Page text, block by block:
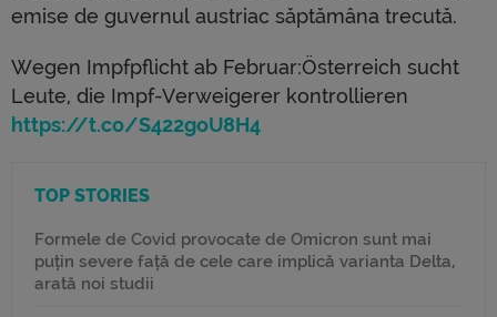
emise de guvernul austriac săptămâna trecută.
Wegen Impfpflicht ab Februar:Österreich sucht
Leute, die Impf-Verweigerer kontrollieren
https://t.co/S422goU8H4
TOP STORIES
Formele de Covid provocate de Omicron sunt mai
puțin severe față de cele care implică varianta Delta,
arată noi studii